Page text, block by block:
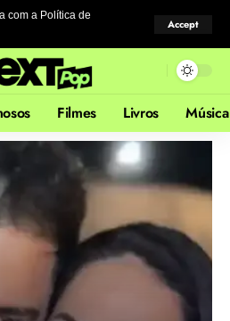
com a Política de
Accept
Filmes Livros Música